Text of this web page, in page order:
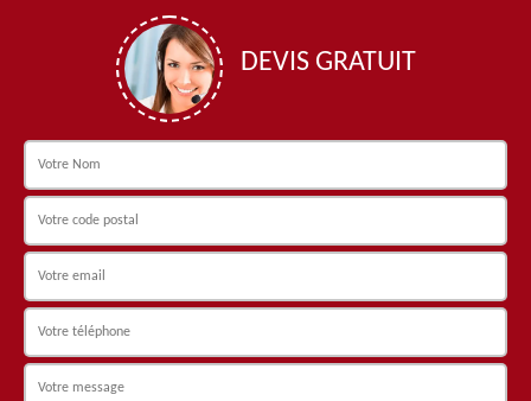
DEVIS GRATUIT